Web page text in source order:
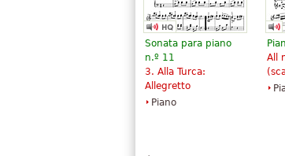
Sonata para piano
n.º 11
3. Alla Turca:
Allegretto
Piano
All